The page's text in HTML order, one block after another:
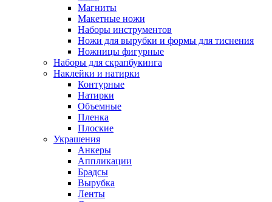
Магниты
Макетные ножи
Наборы инструментов
Ножи для вырубки и формы для тиснения
Ножницы фигурные
Наборы для скрапбукинга
Наклейки и натирки
Контурные
Натирки
Объемные
Пленка
Плоские
Украшения
Анкеры
Аппликации
Брадсы
Вырубка
Ленты